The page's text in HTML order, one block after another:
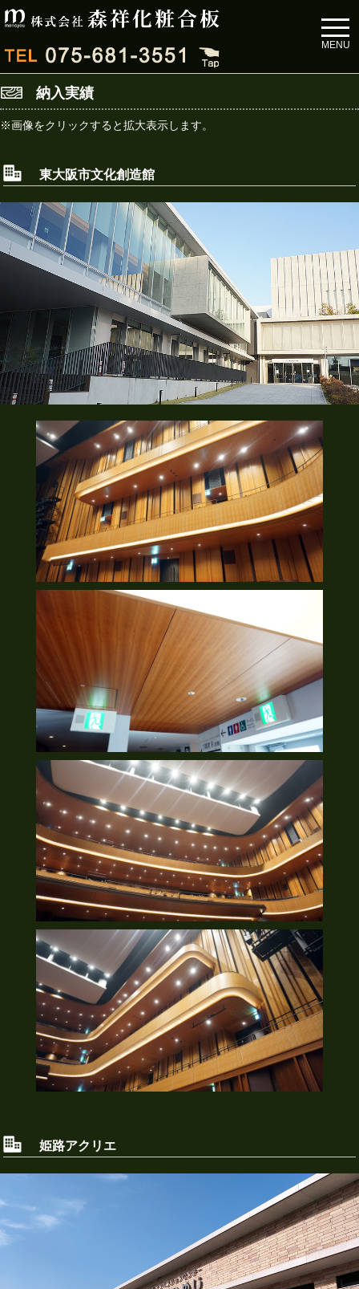
MENU
納入実績
※画像をクリックすると拡大表示します。
東大阪市文化創造館
姫路アクリエ